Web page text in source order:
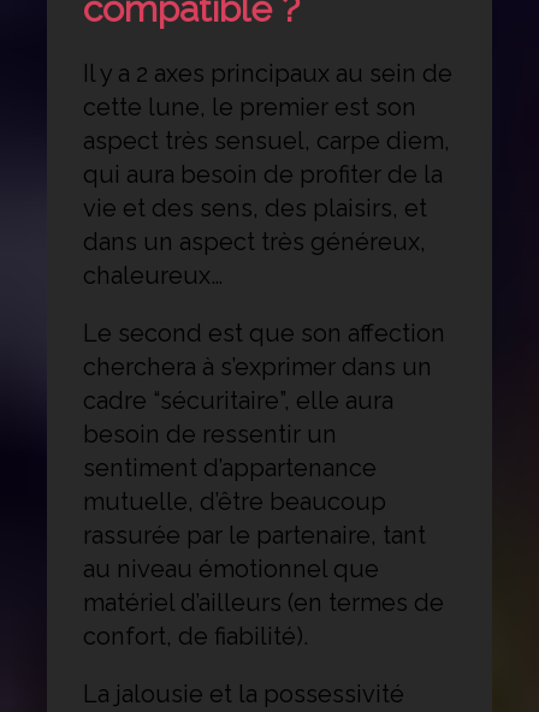
compatible ?
Il y a 2 axes principaux au sein de
cette lune, le premier est son
aspect très sensuel, carpe diem,
qui aura besoin de profiter de la
vie et des sens, des plaisirs, et
dans un aspect très généreux,
chaleureux…
Le second est que son affection
cherchera à s’exprimer dans un
cadre “sécuritaire”, elle aura
besoin de ressentir un
sentiment d’appartenance
mutuelle, d’être beaucoup
rassurée par le partenaire, tant
au niveau émotionnel que
matériel d’ailleurs (en termes de
confort, de fiabilité).
La jalousie et la possessivité